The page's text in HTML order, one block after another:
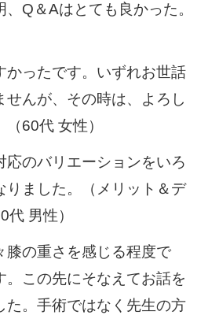
、Q＆Aはとても良かった。
かったです。いずれお世話
せんが、その時は、よろし
60代 女性）
応のバリエーションをいろ
りました。（メリット＆デ
代 男性）
膝の重さを感じる程度で
。この先にそなえてお話を
た。手術ではなく先生の方